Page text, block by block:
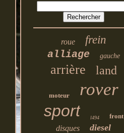
roue frein
alliage gauche
arrière land
moteur rover
sport l494 front
disques diesel